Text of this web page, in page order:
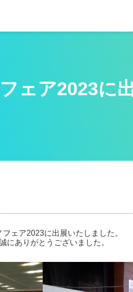
ェア2023に
ェア2023に出展いたしました。
にありがとうございました。